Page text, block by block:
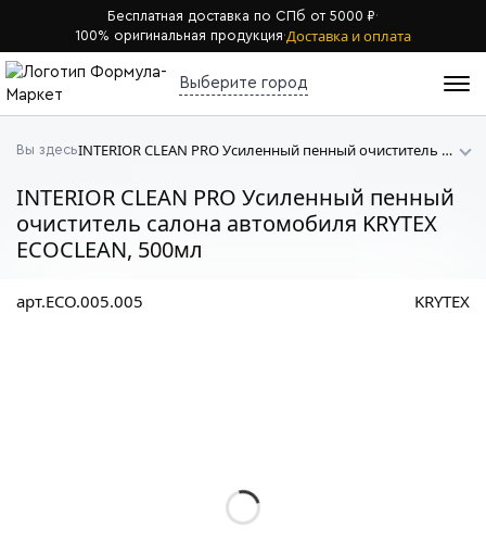
Бесплатная доставка по СПб от 5000 ₽·
100% оригинальная продукция·Доставка и оплата
Выберите город
Вы здесь INTERIOR CLEAN PRO Усиленный пенный очиститель салона автомобиля KRYTEX ECOCLEAN
INTERIOR CLEAN PRO Усиленный пенный
очиститель салона автомобиля KRYTEX
ECOCLEAN, 500мл
арт.ECO.005.005 KRYTEX